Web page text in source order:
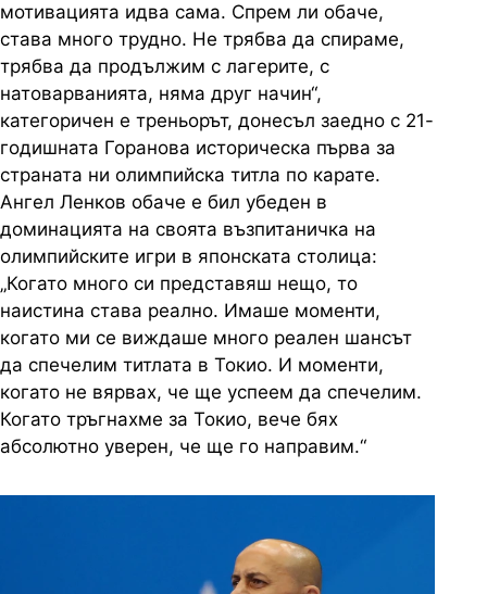
мотивацията идва сама. Спрем ли обаче,
става много трудно. Не трябва да спираме,
трябва да продължим с лагерите, с
натоварванията, няма друг начин“,
категоричен е треньорът, донесъл заедно с 21-
годишната Горанова историческа първа за
страната ни олимпийска титла по карате.
Ангел Ленков обаче е бил убеден в
доминацията на своята възпитаничка на
олимпийските игри в японската столица:
„Когато много си представяш нещо, то
наистина става реално. Имаше моменти,
когато ми се виждаше много реален шансът
да спечелим титлата в Токио. И моменти,
когато не вярвах, че ще успеем да спечелим.
Когато тръгнахме за Токио, вече бях
абсолютно уверен, че ще го направим.“